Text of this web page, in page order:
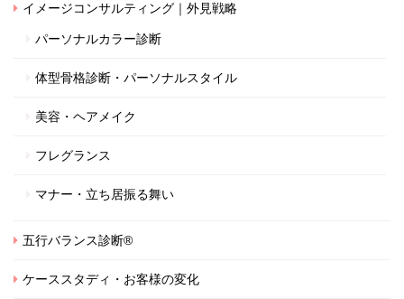
イメージコンサルティング｜外見戦略
パーソナルカラー診断
体型骨格診断・パーソナルスタイル
美容・ヘアメイク
フレグランス
マナー・立ち居振る舞い
五行バランス診断®
ケーススタディ・お客様の変化